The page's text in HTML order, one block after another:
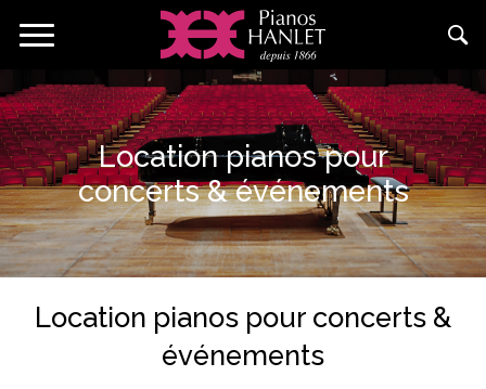
principal
Toggle
Location pianos pour
concerts & événements
Location pianos pour concerts &
événements